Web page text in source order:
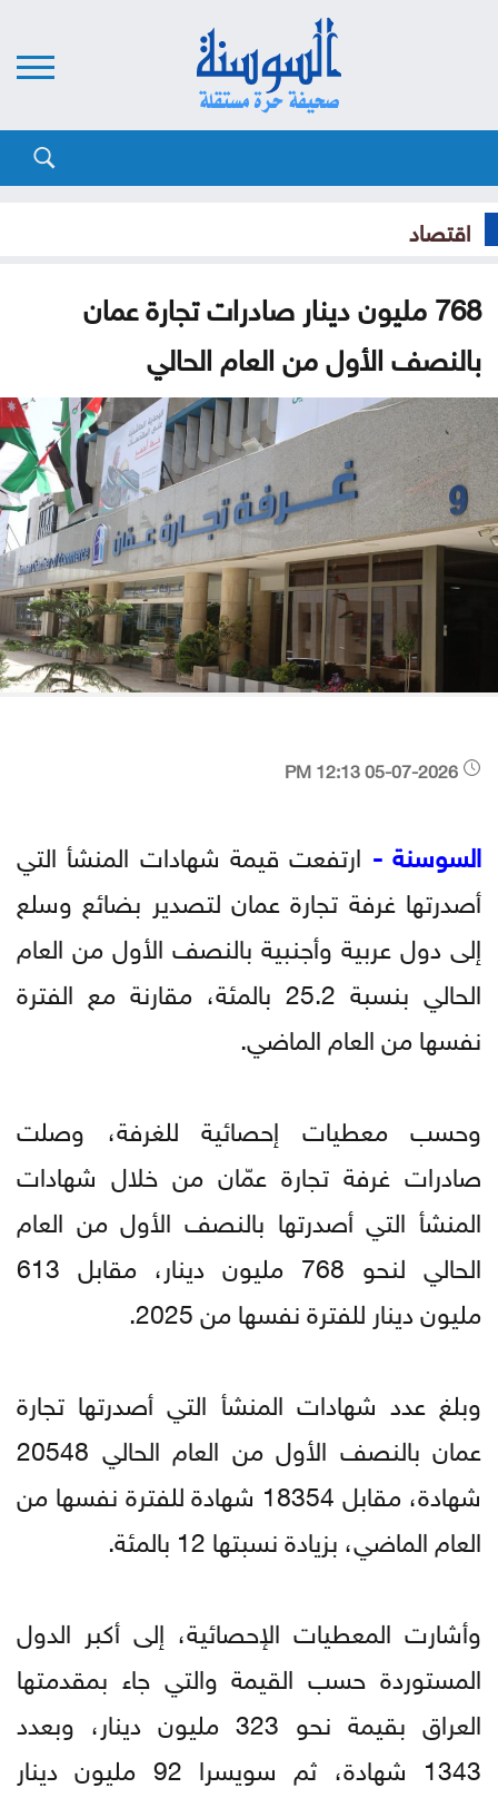
اقتصاد
768 مليون دينار صادرات تجارة عمان
بالنصف الأول من العام الحالي
السوسنة - ارتفعت قيمة شهادات المنشأ التي
أصدرتها غرفة تجارة عمان لتصدير بضائع وسلع
إلى دول عربية وأجنبية بالنصف الأول من العام
الحالي بنسبة 25.2 بالمئة، مقارنة مع الفترة
نفسها من العام الماضي.
وحسب معطيات إحصائية للغرفة، وصلت
صادرات غرفة تجارة عمّان من خلال شهادات
المنشأ التي أصدرتها بالنصف الأول من العام
الحالي لنحو 768 مليون دينار، مقابل 613
مليون دينار للفترة نفسها من 2025.
وبلغ عدد شهادات المنشأ التي أصدرتها تجارة
عمان بالنصف الأول من العام الحالي 20548
شهادة، مقابل 18354 شهادة للفترة نفسها من
العام الماضي، بزيادة نسبتها 12 بالمئة.
وأشارت المعطيات الإحصائية، إلى أكبر الدول
المستوردة حسب القيمة والتي جاء بمقدمتها
العراق بقيمة نحو 323 مليون دينار، وبعدد
1343 شهادة، ثم سويسرا 92 مليون دينار